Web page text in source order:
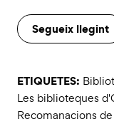
Segueix llegint
ETIQUETES:
Les biblioteques
Recomanacions